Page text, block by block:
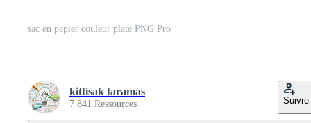
sac en papier couleur plate PNG Pro
kittisak taramas
7 841 Ressources Suivre